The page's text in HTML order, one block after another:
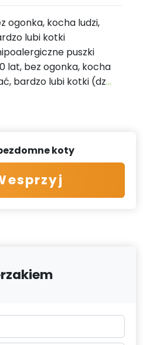
ogonka, kocha ludzi,
lubi kotki
puszki
lat, bez ogonka, kocha
bardzo lubi kotki (dz...
koty